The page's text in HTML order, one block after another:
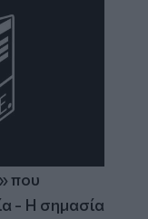
που
- Η σημασία